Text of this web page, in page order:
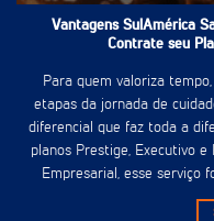
Vantagens SulAmérica
Contrate seu
Para quem valoriza
etapas da jornada de
diferencial que faz toda a
planos Prestige, Executivo e
Empresarial, esse serviço